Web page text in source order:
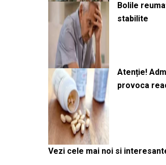
Bolile
stabilite
Atenție!
provoca
Vezi cele mai noi si